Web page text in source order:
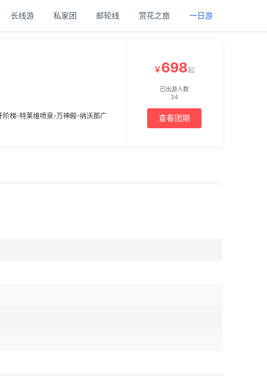
长线游 私家团 邮轮线 赏花之旅 一日游
梯-特莱维喷泉-万神殿-纳沃那广
￥698起
已出游人数
34
查看团期